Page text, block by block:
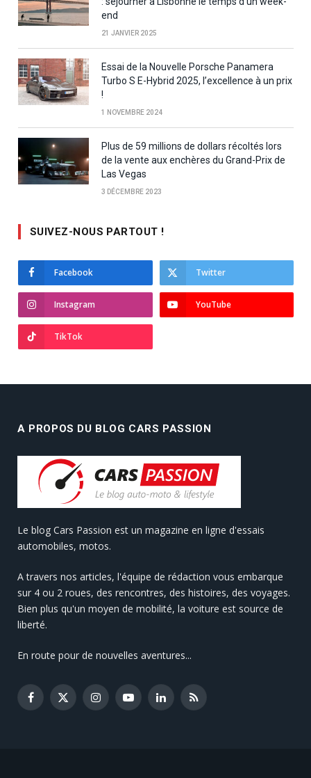
end
21 JANVIER 2025
Essai de la Nouvelle Porsche Panamera
Turbo S E-Hybrid 2025, l’excellence à un prix
!
1 NOVEMBRE 2024
Plus de 59 millions de dollars récoltés lors
de la vente aux enchères du Grand-Prix de
Las Vegas
3 DÉCEMBRE 2023
SUIVEZ-NOUS PARTOUT !
Facebook Twitter
Instagram YouTube
TikTok
A PROPOS DU BLOG CARS PASSION
Le blog Cars Passion est un magazine en ligne d'essais
automobiles, motos.
A travers nos articles, l'équipe de rédaction vous embarque
sur 4 ou 2 roues, des rencontres, des histoires, des voyages.
Bien plus qu'un moyen de mobilité, la voiture est source de
liberté.
En route pour de nouvelles aventures...
Facebook
X
InstagramYouTubeLinkedInRSS